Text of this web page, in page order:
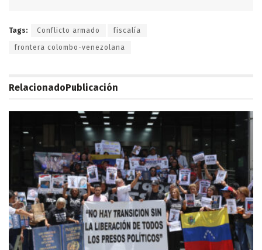
Tags: Conflicto armado fiscalía
frontera colombo-venezolana
RelacionadoPublicación